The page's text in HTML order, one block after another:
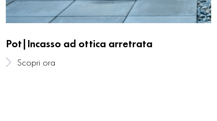
Pot|Incasso ad ottica arretrata
Scopri ora